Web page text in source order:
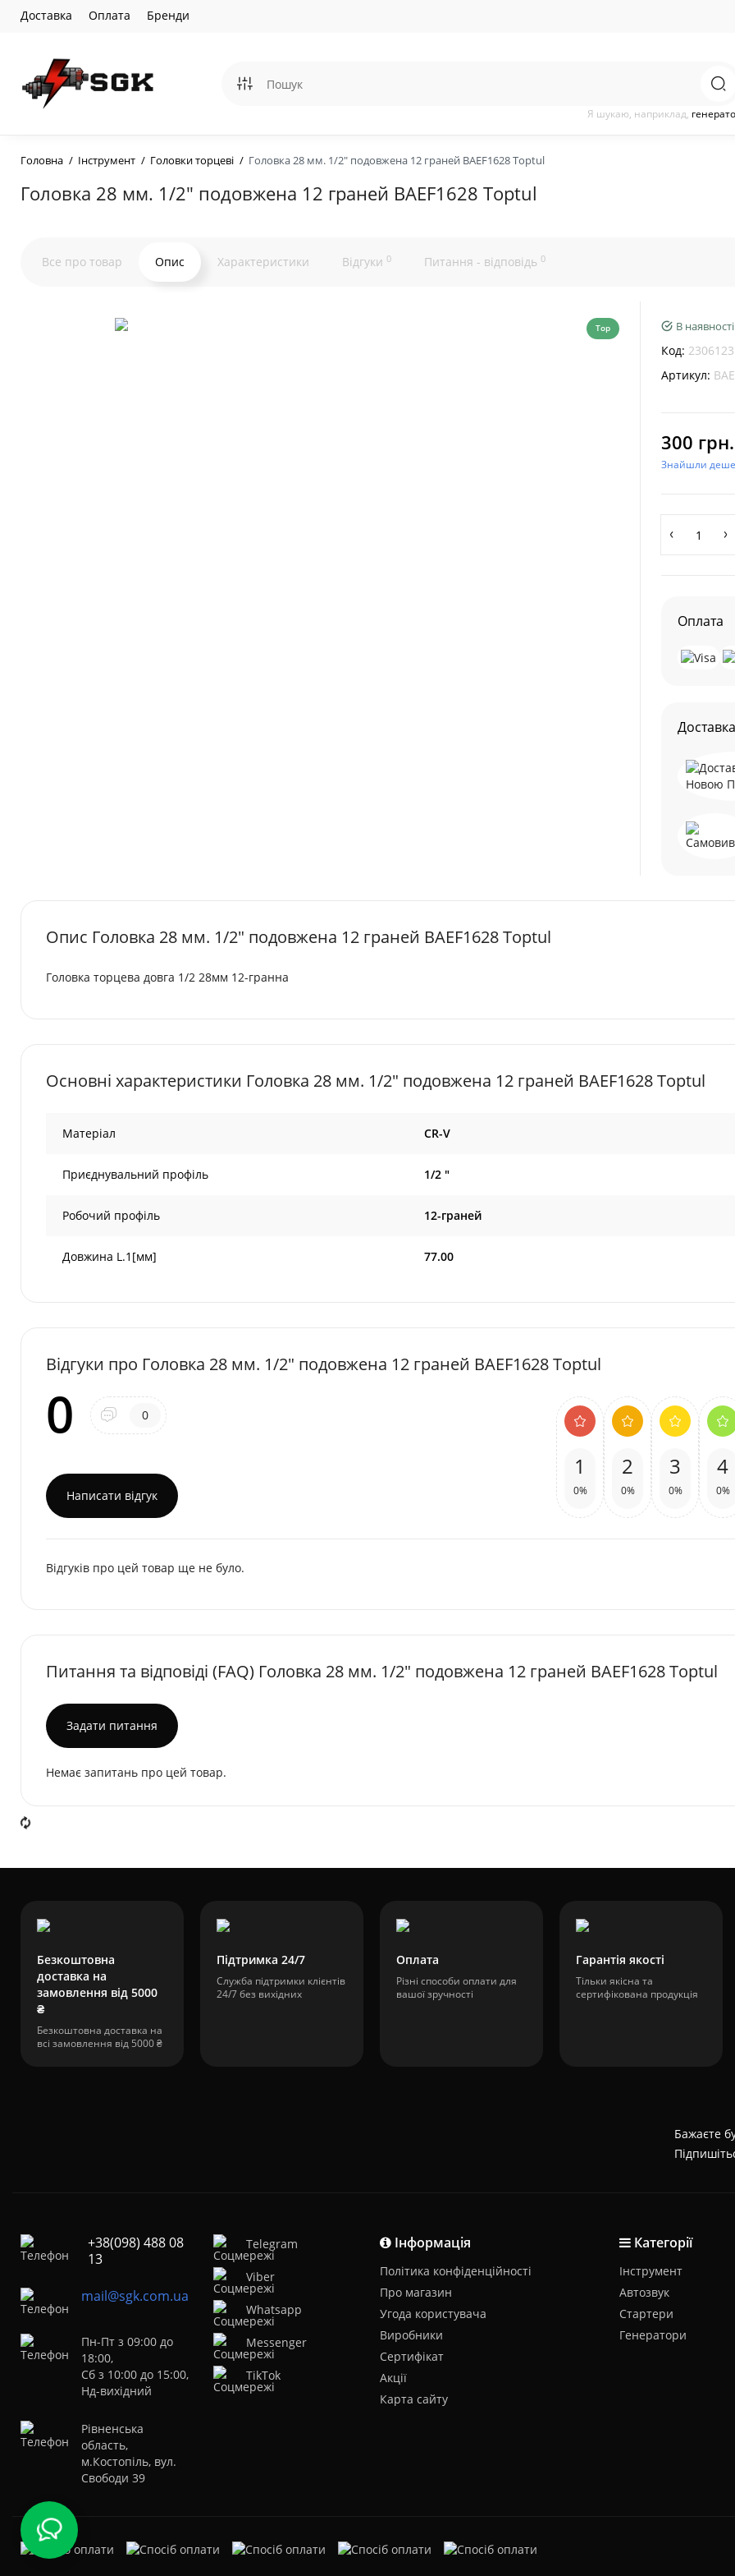
Доставка Оплата Бренди
Я шукаю, наприклад,
Головна Інструмент Головки торцеві Головкa 28 мм. 1/2" подовжена 12 граней BAEF1628 Toptul
Головкa 28 мм. 1/2" подовжена 12 граней BAEF1628 Toptul
Все про товар Опис Характеристики Відгуки 0 Питання - відповідь 0
Top В наявності
Код: 2306123
Артикул:
300 грн.
Знайшли
Оплата
Доставка
Опис Головкa 28 мм. 1/2" подовжена 12 граней BAEF1628 Toptul
Головка торцева довга 1/2 28мм 12-гранна
Основні характеристики Головкa 28 мм. 1/2" подовжена 12 граней BAEF1628 Toptul
Матеріал CR-V
Приєднувальний профіль 1/2 "
Робочий профіль 12-граней
Довжина L.1[мм] 77.00
Відгуки про Головкa 28 мм. 1/2" подовжена 12 граней BAEF1628 Toptul
0 0
Написати відгук
1
0%
2
0%
3
0%
4
0%
Відгуків про цей товар ще не було.
Питання та відповіді (FAQ) Головкa 28 мм. 1/2" подовжена 12 граней BAEF1628 Toptul
Задати питання
Немає запитань про цей товар.
Безкоштовна
доставка на
замовлення від 5000
₴
Безкоштовна доставка на
всі замовлення від 5000 ₴
Підтримка 24/7
Служба підтримки клієнтів
24/7 без вихідних
Оплата
Різні способи оплати для
вашої зручності
Гарантія якості
Тільки якісна та
сертифікована продукція
Бажаєте
+38(098) 488 08
13
mail@sgk.com.ua
Пн-Пт з 09:00 до
18:00,
Сб з 10:00 до 15:00,
Нд-вихідний
Рівненська
область,
м.Костопіль, вул.
Свободи 39
Telegram
Viber
Whatsapp
Messenger
TikTok
Інформація
Політика конфіденційності
Про магазин
Угода користувача
Виробники
Сертифікат
Акції
Карта сайту
Категорії
Інструмент
Автозвук
Стартери
Генератори